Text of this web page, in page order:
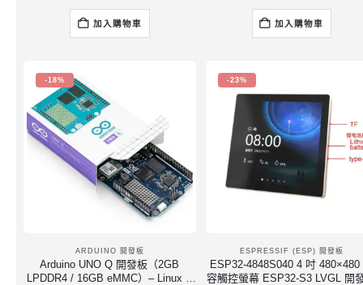
價
格：
NT$850。
價
格：
NT$755。
加入購物車
價
格：
NT$425。
價
加入購物車
-18%
ARDUINO 開發板
Arduino UNO Q 開發板（2GB
LPDDR4 / 16GB eMMC）– Linux +
-23%
ESPRESSIF (ESP) 開發板
ESP32-4848S040 4 吋 480×480
容觸控螢幕 ESP32-S3 LVGL 開